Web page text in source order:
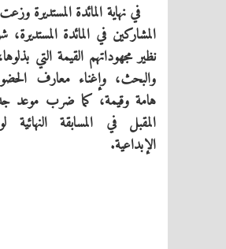
فينهاية المائدة المستديرة
المشاركين في المائدة المستديرة،
نظير مجهوداتهم القيمة التي
والبحث، وإغناء معارف
هامة وقيمة، كما ضرب موعد
المقبل في المسابقة النهائية
الإبداعية.